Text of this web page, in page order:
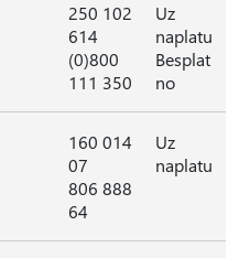
250 102
614
(0)800
111 350
Uz
naplatu
Besplat
no
160 014
07
806 888
64
Uz
naplatu